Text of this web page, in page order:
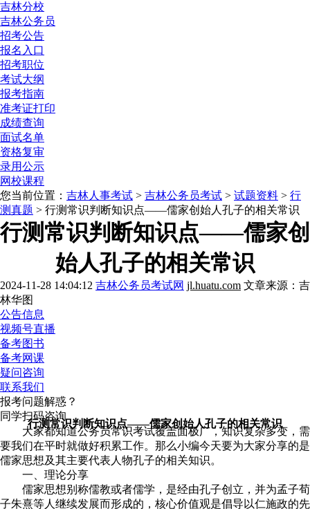
吉林分校
吉林公务员
招考公告
报名入口
招考职位
考试大纲
报考指南
准考证打印
成绩查询
面试名单
资格复审
录用公示
网校课程
您当前位置： 吉林人事考试 > 吉林公务员考试 > 试题资料 > 行
测真题 > 行测常识判断知识点——儒家创始人孔子的相关常识
行测常识判断知识点——儒家创
始人孔子的相关常识
2024-11-28 14:04:12 吉林公务员考试网 jl.huatu.com 文章来源：吉
林华图
公告信息
视频号直播
备考图书
备考网课
疑问咨询
联系我们
报考问题解惑？
同学扫码咨询
行测常识判断知识点——儒家创始人孔子的相关常识
大家都知道公务员常识考试覆盖面极广，知识复杂多变，需
要我们在平时就做好积累工作。那么小编今天要为大家分享的是
儒家思想及其主要代表人物孔子的相关知识。
一、理论分享
儒家思想别称儒教或者儒学，是经由孔子创立，并为孟子荀
子朱熹等人继续发展而形成的，核心价值观是倡导以仁施政的先